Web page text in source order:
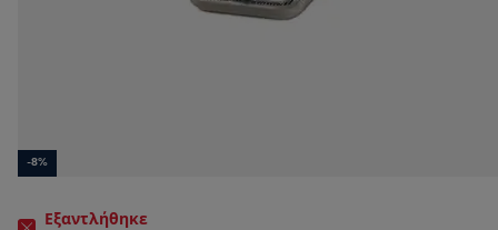
-8%
Εξαντλήθηκε